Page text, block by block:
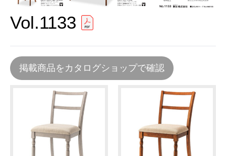
Vol.1133
掲載商品をカタログショップで確認